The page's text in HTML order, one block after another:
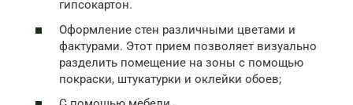
гипсокартон.
Оформление стен различными цветами и
фактурами. Этот прием позволяет визуально
разделить помещение на зоны с помощью
покраски, штукатурки и оклейки обоев;